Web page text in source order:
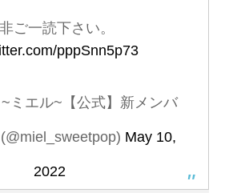
ご一読下さい。
pppSnn5p73
エル~【公式】新メンバ
(@miel_sweetpop) May 10,
2022